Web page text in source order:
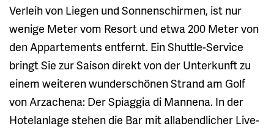
Verleih von Liegen und Sonnenschirmen, ist nur
wenige Meter vom Resort und etwa 200 Meter von
den Appartements entfernt. Ein Shuttle-Service
bringt Sie zur Saison direkt von der Unterkunft zu
einem weiteren wunderschönen Strand am Golf
von Arzachena: Der Spiaggia di Mannena. In der
Hotelanlage stehen die Bar mit allabendlicher Live-